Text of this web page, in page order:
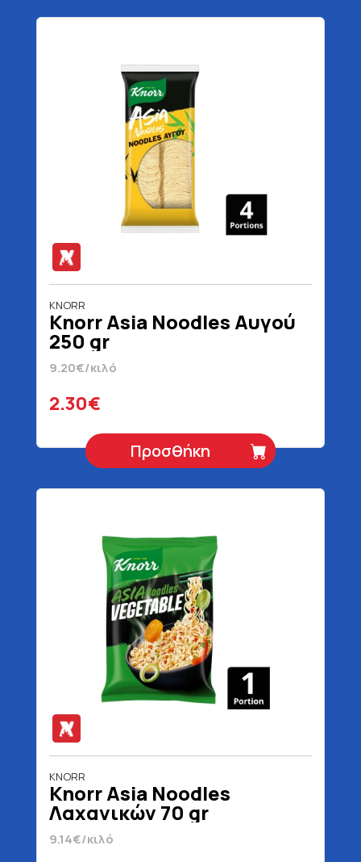
KNORR
Knorr Asia Noodles Αυγού
250 gr
9.20€/κιλό
2.30€
Προσθήκη
KNORR
Knorr Asia Noodles
Λαχανικών 70 gr
9.14€/κιλό